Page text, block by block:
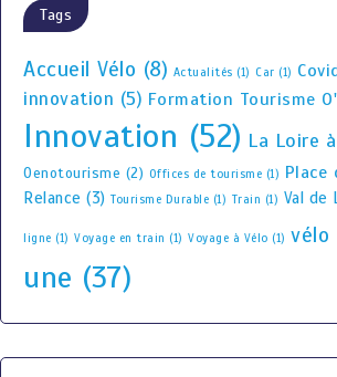
Tags
Accueil Vélo (8) Actualités (1) Car (1)
innovation (5) Formation Tourisme
Innovation (52) La Loire
Oenotourisme (2) Offices de tourisme (1) Place
Relance (3) Tourisme Durable (1) Train (1) Val de
ligne (1) Voyage en train (1) Voyage à Vélo (1) vélo
une (37)